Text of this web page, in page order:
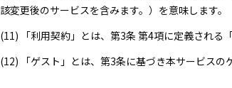
該変更後のサービスを含みます。）を意味します。
(11) 「利用契約」とは、第3条 第4項に定義される
(12) 「ゲスト」とは、第3条に基づき本サービスの